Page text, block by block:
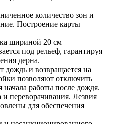
количество зон и
Построение карты
шириной 20 см
под рельеф, гарантируя
дерна.
дождь и возвращается на
позволяют отключить
начала работы после дождя.
переворачивания. Лезвия
для обеспечения